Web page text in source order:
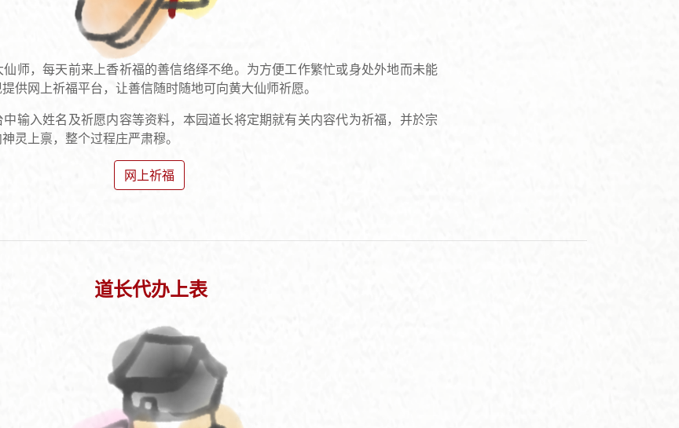
师，每天前来上香祈福的善信络绎不绝。为方便工作繁忙或身处外地而未能
供网上祈福平台，让善信随时随地可向黄大仙师祈愿。
输入姓名及祈愿内容等资料，本园道长将定期就有关内容代为祈福，并於宗
灵上禀，整个过程庄严肃穆。
网上祈福
道长代办上表